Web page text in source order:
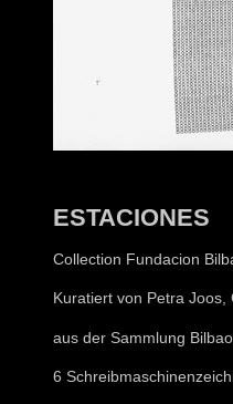
ESTACIONES
Collection Fundacion
Kuratiert von Petra Joos,
aus der Sammlung
6